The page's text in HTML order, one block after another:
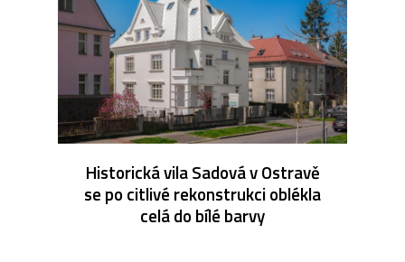
Historická vila Sadová v Ostravě
se po citlivé rekonstrukci oblékla
celá do bílé barvy